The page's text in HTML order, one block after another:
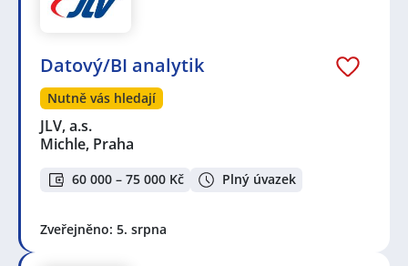
Datový/BI analytik
Nutně vás hledají
JLV, a.s.
Michle, Praha
60 000 – 75 000 Kč Plný úvazek
Zveřejněno: 5. srpna